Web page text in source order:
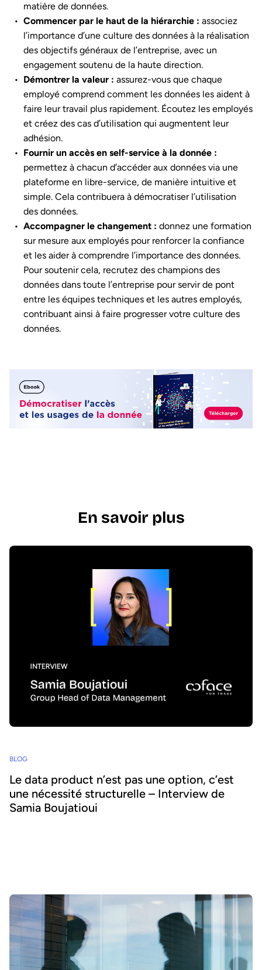
matière de données.
Commencer par le haut de la hiérarchie : associez
l’importance d’une culture des données à la réalisation
des objectifs généraux de l’entreprise, avec un
engagement soutenu de la haute direction.
Démontrer la valeur : assurez-vous que chaque
employé comprend comment les données les aident à
faire leur travail plus rapidement. Écoutez les employés
et créez des cas d’utilisation qui augmentent leur
adhésion.
Fournir un accès en self-service à la donnée :
permettez à chacun d’accéder aux données via une
plateforme en libre-service, de manière intuitive et
simple. Cela contribuera à démocratiser l’utilisation
des données.
Accompagner le changement : donnez une formation
sur mesure aux employés pour renforcer la confiance
et les aider à comprendre l’importance des données.
Pour soutenir cela, recrutez des champions des
données dans toute l’entreprise pour servir de pont
entre les équipes techniques et les autres employés,
contribuant ainsi à faire progresser votre culture des
données.
En savoir plus
BLOG
Le data product n’est pas une option, c’est
une nécessité structurelle – Interview de
Samia Boujatioui